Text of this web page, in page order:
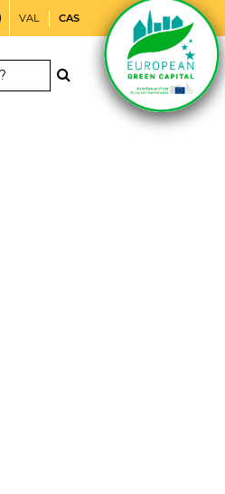
VAL CAS